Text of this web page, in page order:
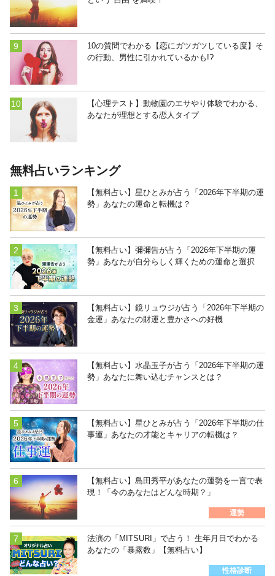
10の質問でわかる【恋にガツガツしている度】そ
の行動、男性に引かれているかも!?
【心理テスト】動物園のエサやり体験でわかる、
あなたが理想とする恋人タイプ
無料占いランキング
【無料占い】星ひとみが占う「2026年下半期の運
勢」あなたの運命と転機は？
【無料占い】彌彌告が占う「2026年下半期の運
勢」あなたが自分らしく輝くための運命と選択
【無料占い】鏡リュウジが占う「2026年下半期の
金運」あなたの財運と豊かさへの好機
【無料占い】水晶玉子が占う「2026年下半期の運
勢」あなたに舞い込むチャンスとは？
【無料占い】星ひとみが占う「2026年下半期の仕
事運」あなたの才能とキャリアの転機は？
【無料占い】島田秀平があなたの運勢を一言で表
現！「今のあなたはどんな時期？」
運勢
法演の「MITSURI」で占う！ 生年月日でわかる
あなたの「暴露数」【無料占い】
性格診断